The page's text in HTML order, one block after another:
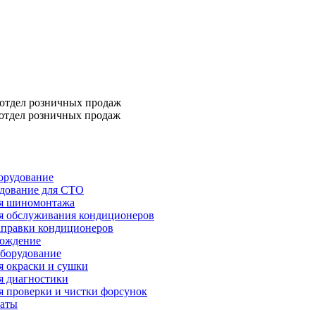
розничных продаж
розничных продаж
для СТО
шиномонтажа
обслуживания кондиционеров
кондиционеров
окраски и сушки
диагностики
проверки и чистки форсунок